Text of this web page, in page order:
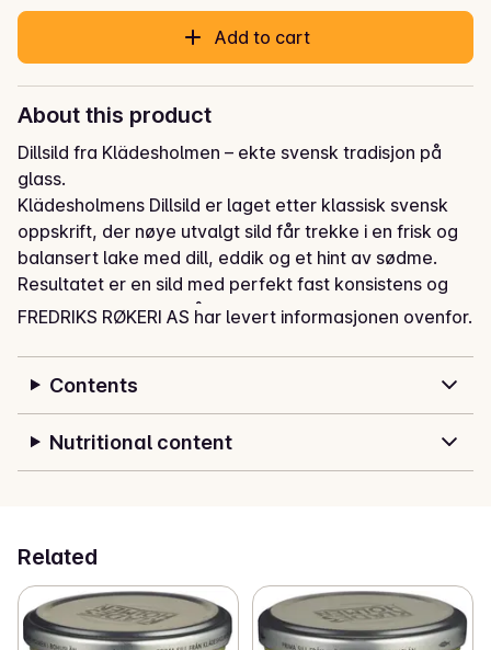
Add to cart
About this product
Dillsild fra Klädesholmen – ekte svensk tradisjon på
glass.
Klädesholmens Dillsild er laget etter klassisk svensk
oppskrift, der nøye utvalgt sild får trekke i en frisk og
balansert lake med dill, eddik og et hint av sødme.
Resultatet er en sild med perfekt fast konsistens og
en smak som løfter både hverdagsbrødskiva og
Denne delikatessen lages på den lille øya
Klädesholmen på den svenske vestkysten – et sted
kjent for sitt rene hav og lange sildehistorie. Hver bit
bærer med seg smaken av håndverk, tradisjon og
Perfekt til smørbrødbordet, julebordet – eller som en
Klädesholmen – ekte sild fra folk som kan sild.
FREDRIKS RØKERI AS har levert informasjonen ovenfor.
Contents
Nutritional content
Related